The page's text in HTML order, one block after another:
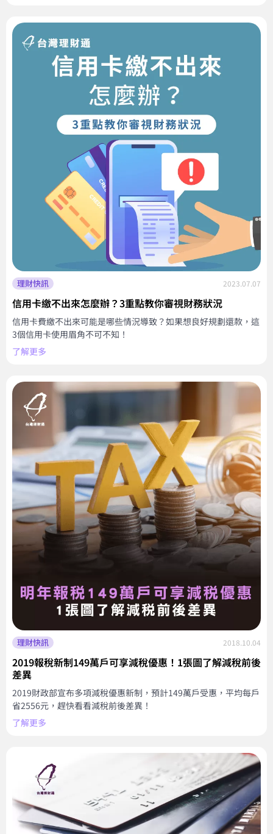
理財快訊 2023.07.07
信用卡繳不出來怎麼辦？3重點教你審視財務狀況
信用卡費繳不出來可能是哪些情況導致？如果想良好規劃還款，這
3個信用卡使用眉角不可不知！
了解更多
理財快訊 2018.10.04
2019報稅新制149萬戶可享減稅優惠！1張圖了解減稅前後
差異
2019財政部宣布多項減稅優惠新制，預計149萬戶受惠，平均每戶
省2556元，趕快看看減稅前後差異！
了解更多